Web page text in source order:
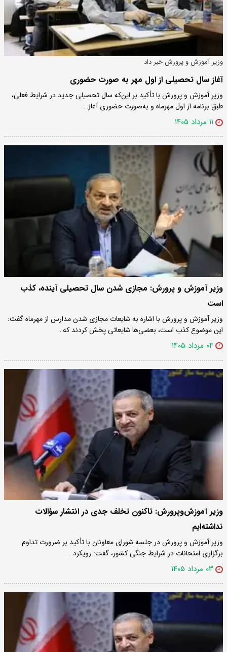
وزیر آموزش و پرورش خبر داد
آغاز سال تحصیلی از اول مهر به صورت حضوری
وزیر آموزش و پرورش با تأکید بر این‌که سال تحصیلی جدید در شرایط فعلی،
طبق برنامه از اول مهرماه و به‌صورت حضوری آغاز…
۱۱ مرداد ۱۴۰۵
وزیر آموزش و پرورش: مجازی شدن سال تحصیلی آینده، کذب
است
وزیر آموزش و پرورش با اشاره به شایعات مجازی شدن مدارس از مهرماه گفت:
این موضوع کذب است، بعضی‌ها شایعاتی پخش کردند که…
۰۴ مرداد ۱۴۰۵
وزیر آموزش‌وپرورش: تاکنون تخلف جدی در انتشار سؤالات
نداشته‌ایم
وزیر آموزش و پرورش در جلسه شورای معاونان با تأکید بر ضرورت تداوم
برگزاری امتحانات در شرایط جنگی کشور، گفت: رویکرد…
۰۳ مرداد ۱۴۰۵